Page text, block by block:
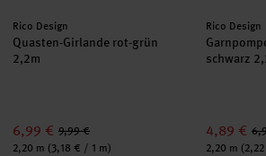
Hersteller:
Rico Design
Quasten-Girlande rot-grün
2,2m
6,99 € 9,99 €
Inhalt:
2,20 m (3,18 € / 1 m)
Hersteller:
Rico Design
schwarz
4,89 €
Inhalt:
2,20 m